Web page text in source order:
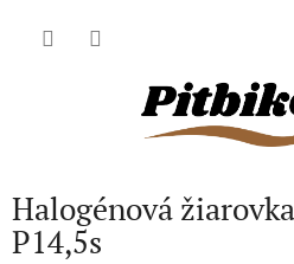
Halogénová
P14,5s